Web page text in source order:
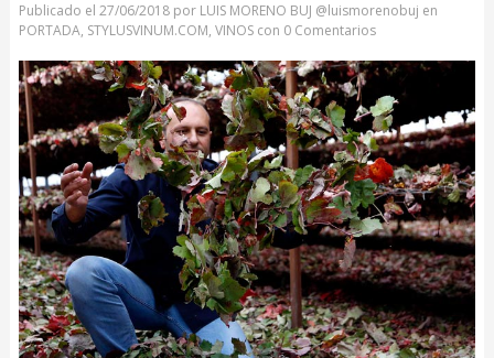
Publicado el 27/06/2018por LUIS MORENO BUJ @luismorenobuj en
PORTADA, STYLUSVINUM.COM, VINOS con 0 Comentarios